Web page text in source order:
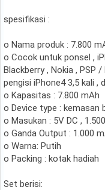
spesifikasi :
o Nama produk : 7.800
o Cocok untuk ponsel ,
Blackberry , Nokia , PSP
pengisi iPhone4 3,5 kali ,
o Kapasitas : 7.800 mAh
o Device type : kemasan
o Masukan : 5V DC ,
o Ganda Output : 1.000
o Warna: Putih
o Packing : kotak hadiah
Set berisi: